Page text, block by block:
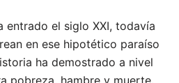
entrado el siglo XXI, todavía
en ese hipotético paraíso
ha demostrado a nivel